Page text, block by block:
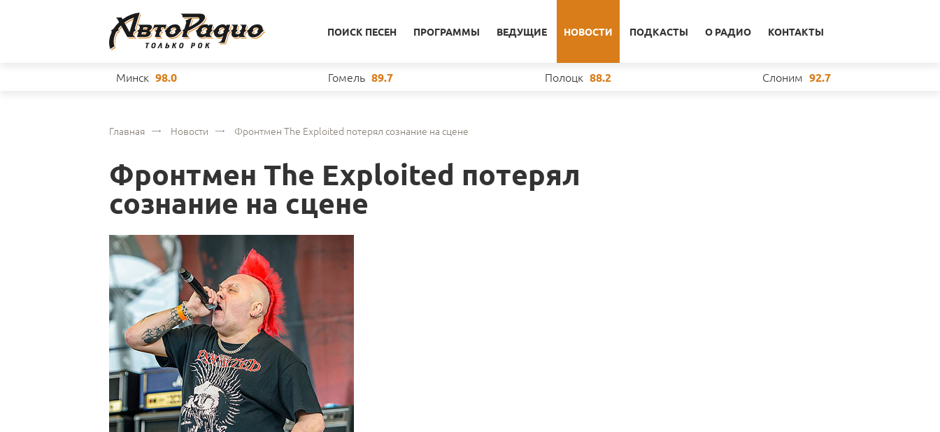
ПОИСК ПЕСЕН ПРОГРАММЫ ВЕДУЩИЕ НОВОСТИ ПОДКАСТЫ О РАДИО КОНТАКТЫ
Минск 98.0 Гомель 89.7 Полоцк 88.2 Слоним 92.7
Главная Новости Фронтмен The Exploited потерял сознание на сцене
Фронтмен The Exploited потерял
сознание на сцене